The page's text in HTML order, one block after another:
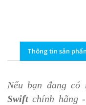
Thông tin sản
Nếu bạn đang có
Swift chính hãng